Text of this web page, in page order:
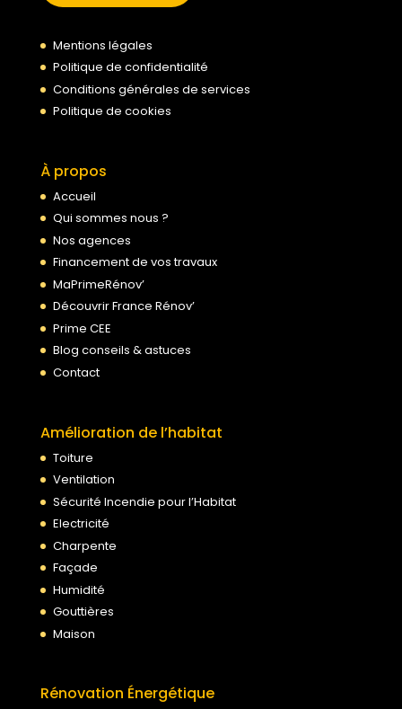
Mentions légales
Politique de confidentialité
Conditions générales de services
Politique de cookies
À propos
Accueil
Qui sommes nous ?
Nos agences
Financement de vos travaux
MaPrimeRénov’
Découvrir France Rénov’
Prime CEE
Blog conseils & astuces
Contact
Amélioration de l’habitat
Toiture
Ventilation
Sécurité Incendie pour l’Habitat
Electricité
Charpente
Façade
Humidité
Gouttières
Maison
Rénovation Énergétique